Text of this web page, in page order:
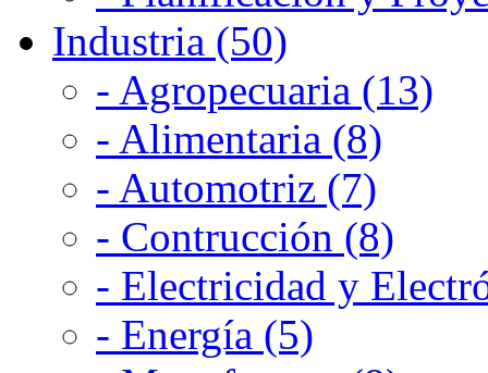
Industria (50)
- Agropecuaria (13)
- Alimentaria (8)
- Automotriz (7)
- Contrucción (8)
- Electricidad y
- Energía (5)